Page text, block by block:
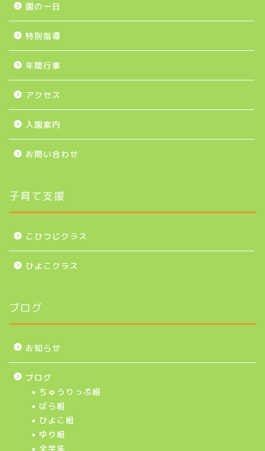
園の一日
特別指導
年間行事
アクセス
入園案内
お問い合わせ
子育て支援
こひつじクラス
ひよこクラス
ブログ
お知らせ
ブログ
ちゅうりっぷ組
ばら組
ひよこ組
ゆり組
全学年